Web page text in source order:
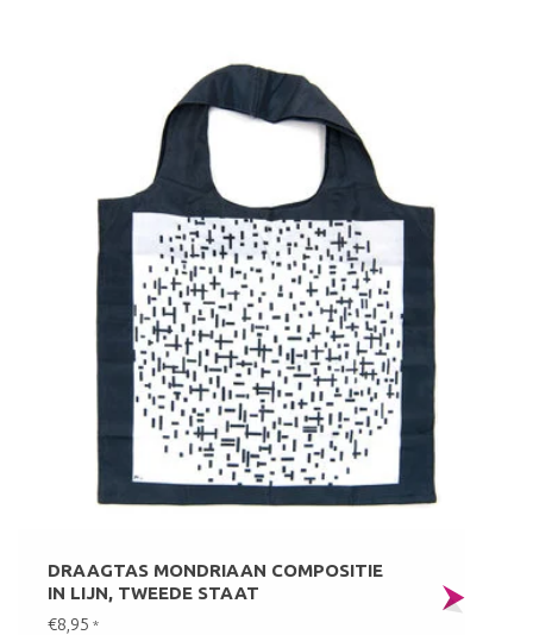
DRAAGTAS MONDRIAAN COMPOSITIE
IN LIJN, TWEEDE STAAT
€8,95 *